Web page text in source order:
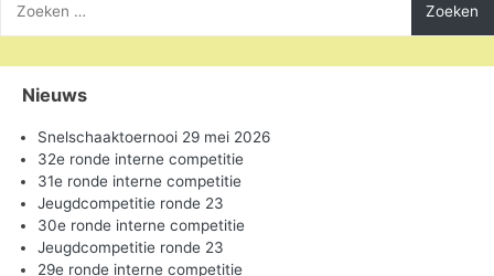
naar:
Nieuws
Snelschaaktoernooi 29 mei 2026
32e ronde interne competitie
31e ronde interne competitie
Jeugdcompetitie ronde 23
30e ronde interne competitie
Jeugdcompetitie ronde 23
29e ronde interne competitie